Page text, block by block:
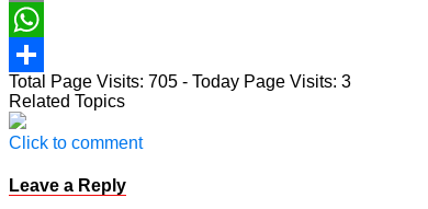
Email
WhatsApp
Teilen
Total Page Visits: 705 - Today Page Visits: 3
Related Topics
Click to comment
Leave a Reply